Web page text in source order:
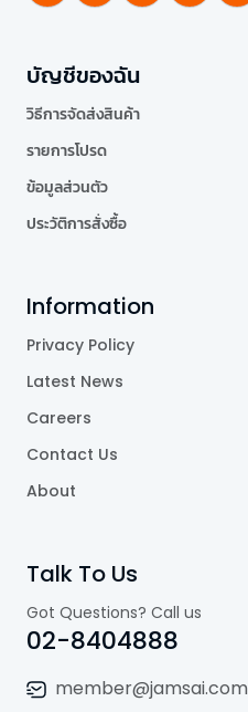
บัญชีของฉัน
วิธีการจัดส่งสินค้า
รายการโปรด
ข้อมูลส่วนตัว
ประวัติการสั่งซื้อ
Information
Privacy Policy
Latest News
Careers
Contact Us
About
Talk To Us
Got Questions? Call us
02-8404888
member@jamsai.com